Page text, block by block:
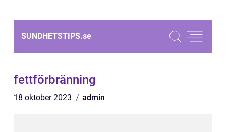
SUNDHETSTIPS.se
fettförbränning
18 oktober 2023 admin